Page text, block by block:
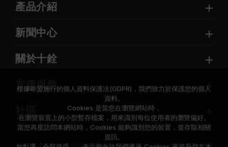
產品介紹
新聞中心
關於十銓
支援服務
根據歐盟施行的個人資料保護法(GDPR)，我們致力於保護您的個人
資料。
Cookies 是當您在瀏覽網站時，
在瀏覽裝置上的小型暫存檔案，用來識別每位使用者的瀏覽偏好。
當您再度訪問本網站時，Cookies 能夠識別您的裝置，並存取相關
資訊。